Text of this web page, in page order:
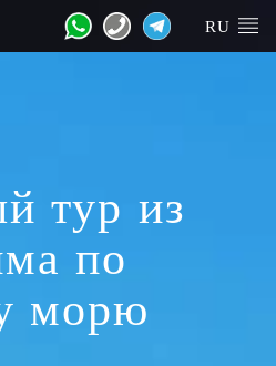
RU
тур из
по
морю